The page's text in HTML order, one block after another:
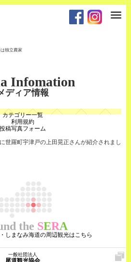
T
o
n
独立農家
Infomation
ディア情報
カテゴリー一覧
利用規約
投稿写真フォーム
世羅町宇津戸の上田晃正さんが紹介されまし
the SERA
しまなみ海道の周辺観光はこちら
一般社団法人